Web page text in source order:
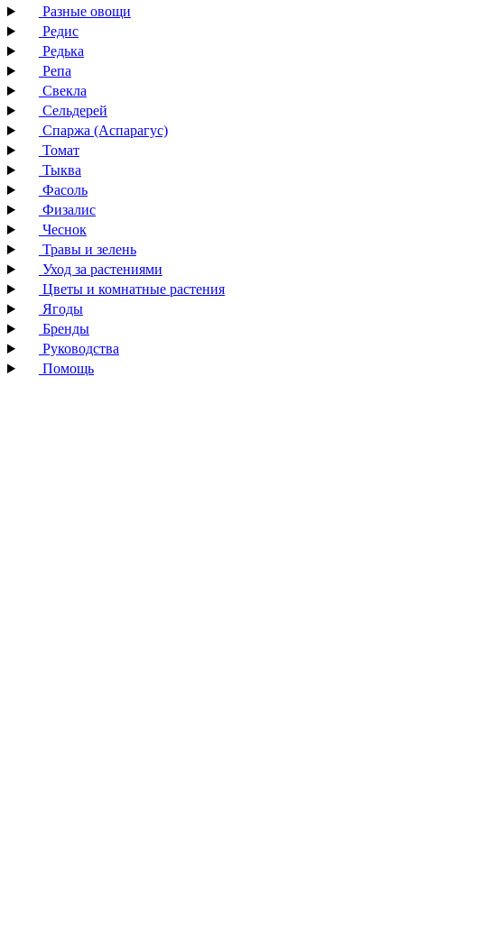
Разные овощи
Редис
Редька
Репа
Свекла
Сельдерей
Спаржа (Аспарагус)
Томат
Тыква
Фасоль
Физалис
Чеснок
Травы и зелень
Уход за растениями
Цветы и комнатные растения
Ягоды
Бренды
Руководства
Помощь